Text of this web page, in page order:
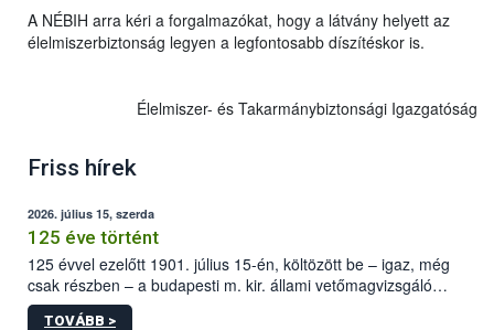
A NÉBIH arra kéri a forgalmazókat, hogy a látvány helyett az
élelmiszerbiztonság legyen a legfontosabb díszítéskor is.
Élelmiszer- és Takarmánybiztonsági Igazgatóság
Friss hírek
2026. július 15, szerda
125 éve történt
125 évvel ezelőtt 1901. július 15-én, költözött be – igaz, még
csak részben – a budapesti m. kir. állami vetőmagvizsgáló
állomás a Kis Rókus utca 15. szám alatti, Czigler Győző által
TOVÁBB >